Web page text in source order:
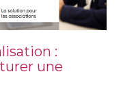
:
une